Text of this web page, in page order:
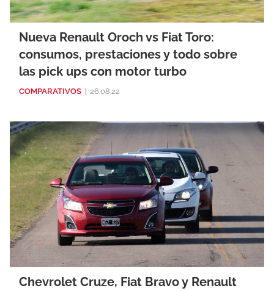
Nueva Renault Oroch vs Fiat Toro:
consumos, prestaciones y todo sobre
las pick ups con motor turbo
COMPARATIVOS 26.08.22
Chevrolet Cruze, Fiat Bravo y Renault